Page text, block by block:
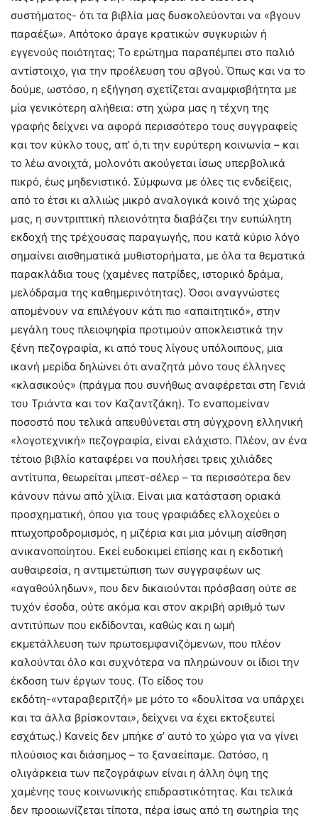
συστήματος- ότι τα βιβλία μας δυσκολεύονται να «βγουν
παραέξω». Απότοκο άραγε κρατικών συγκυριών ή
εγγενούς ποιότητας; Το ερώτημα παραπέμπει στο παλιό
αντίστοιχο, για την προέλευση του αβγού. Όπως και να το
δούμε, ωστόσο, η εξήγηση σχετίζεται αναμφισβήτητα με
μία γενικότερη αλήθεια: στη χώρα μας η τέχνη της
γραφής δείχνει να αφορά περισσότερο τους συγγραφείς
και τον κύκλο τους, απ’ ό,τι την ευρύτερη κοινωνία – και
το λέω ανοιχτά, μολονότι ακούγεται ίσως υπερβολικά
πικρό, έως μηδενιστικό. Σύμφωνα με όλες τις ενδείξεις,
από το έτσι κι αλλιώς μικρό αναλογικά κοινό της χώρας
μας, η συντριπτική πλειονότητα διαβάζει την ευπώλητη
εκδοχή της τρέχουσας παραγωγής, που κατά κύριο λόγο
σημαίνει αισθηματικά μυθιστορήματα, με όλα τα θεματικά
παρακλάδια τους (χαμένες πατρίδες, ιστορικό δράμα,
μελόδραμα της καθημερινότητας). Όσοι αναγνώστες
απομένουν να επιλέγουν κάτι πιο «απαιτητικό», στην
μεγάλη τους πλειοψηφία προτιμούν αποκλειστικά την
ξένη πεζογραφία, κι από τους λίγους υπόλοιπους, μια
ικανή μερίδα δηλώνει ότι αναζητά μόνο τους έλληνες
«κλασικούς» (πράγμα που συνήθως αναφέρεται στη Γενιά
του Τριάντα και τον Καζαντζάκη). Το εναπομείναν
ποσοστό που τελικά απευθύνεται στη σύγχρονη ελληνική
«λογοτεχνική» πεζογραφία, είναι ελάχιστο. Πλέον, αν ένα
τέτοιο βιβλίο καταφέρει να πουλήσει τρεις χιλιάδες
αντίτυπα, θεωρείται μπεστ-σέλερ – τα περισσότερα δεν
κάνουν πάνω από χίλια. Είναι μια κατάσταση οριακά
προσχηματική, όπου για τους γραφιάδες ελλοχεύει ο
πτωχοπροδρομισμός, η μιζέρια και μια μόνιμη αίσθηση
ανικανοποίητου. Εκεί ευδοκιμεί επίσης και η εκδοτική
αυθαιρεσία, η αντιμετώπιση των συγγραφέων ως
«αγαθούληδων», που δεν δικαιούνται πρόσβαση ούτε σε
τυχόν έσοδα, ούτε ακόμα και στον ακριβή αριθμό των
αντιτύπων που εκδίδονται, καθώς και η ωμή
εκμετάλλευση των πρωτοεμφανιζόμενων, που πλέον
καλούνται όλο και συχνότερα να πληρώνουν οι ίδιοι την
έκδοση των έργων τους. (Το είδος του
εκδότη-«νταραβεριτζή» με μότο το «δουλίτσα να υπάρχει
και τα άλλα βρίσκονται», δείχνει να έχει εκτοξευτεί
εσχάτως.) Κανείς δεν μπήκε σ’ αυτό το χώρο για να γίνει
πλούσιος και διάσημος – το ξαναείπαμε. Ωστόσο, η
ολιγάρκεια των πεζογράφων είναι η άλλη όψη της
χαμένης τους κοινωνικής επιδραστικότητας. Και τελικά
δεν προοιωνίζεται τίποτα, πέρα ίσως από τη σωτηρία της